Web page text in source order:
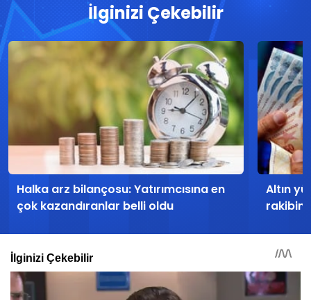
İlginizi Çekebilir
Halka arz bilançosu: Yatırımcısına en
çok kazandıranlar belli oldu
Altın